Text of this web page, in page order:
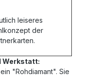
leiseres
der
Werkstatt:
"Rohdiamant". Sie